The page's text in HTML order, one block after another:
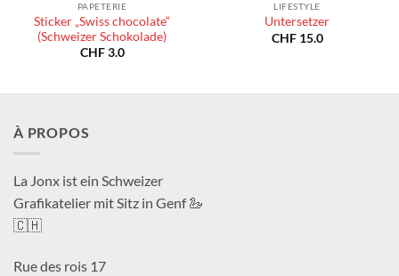
PAPETERIE
Sticker „Swiss chocolate“
(Schweizer Schokolade)
CHF3.0
LIFESTYLE
Untersetzer
CHF15.0
À PROPOS
La Jonx ist ein Schweizer
Grafikatelier mit Sitz in Genf 🦢
🇨🇭
Rue des rois 17